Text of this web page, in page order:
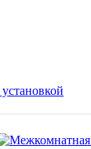
установкой